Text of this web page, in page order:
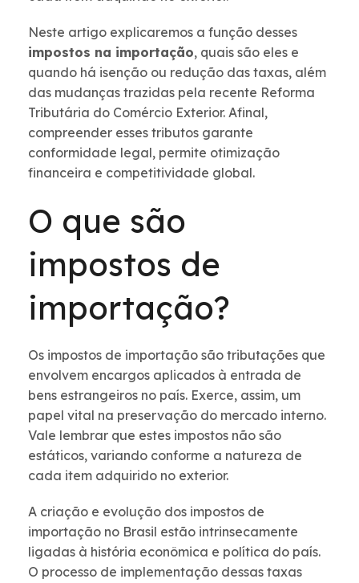
Neste artigo explicaremos a função desses
impostos na importação, quais são eles e
quando há isenção ou redução das taxas, além
das mudanças trazidas pela recente Reforma
Tributária do Comércio Exterior. Afinal,
compreender esses tributos garante
conformidade legal, permite otimização
financeira e competitividade global.
O que são
impostos de
importação?
Os impostos de importação são tributações que
envolvem encargos aplicados à entrada de
bens estrangeiros no país. Exerce, assim, um
papel vital na preservação do mercado interno.
Vale lembrar que estes impostos não são
estáticos, variando conforme a natureza de
cada item adquirido no exterior.
A criação e evolução dos impostos de
importação no Brasil estão intrinsecamente
ligadas à história econômica e política do país.
O processo de implementação dessas taxas